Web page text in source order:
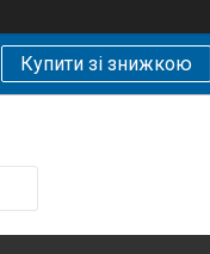
Купити зі знижкою